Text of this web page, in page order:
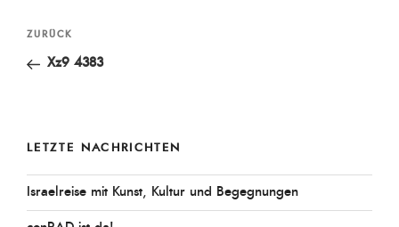
Beitragsnavigation
Vorheriger
Beitrag
ZURÜCK
Xz9 4383
LETZTE NACHRICHTEN
Israelreise mit Kunst, Kultur und Begegnungen